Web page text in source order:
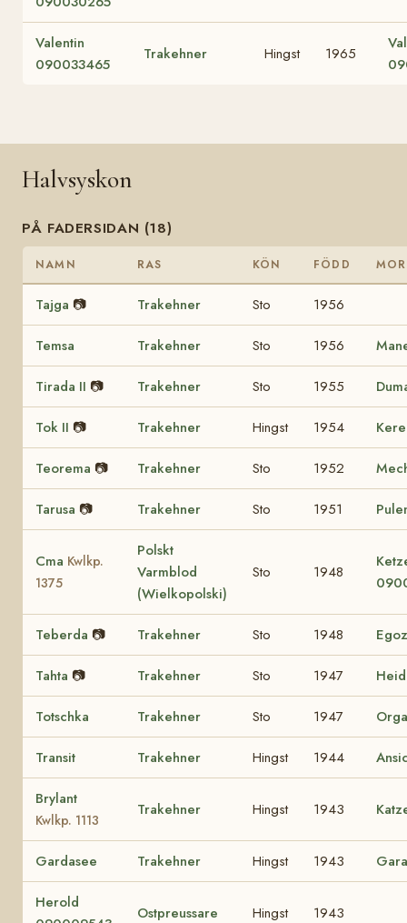
Valentin
090033465
Trakehner Hingst 1965
Halvsyskon
PÅ FADERSIDAN (18)
NAMN RAS KÖN FÖDD MOR
Tajga 📷 Trakehner Sto 1956
Temsa Trakehner Sto 1956
Tirada II 📷 Trakehner Sto 1955
Tok II 📷 Trakehner Hingst 1954
Teorema 📷 Trakehner Sto 1952
Tarusa 📷 Trakehner Sto 1951
Cma Kwlkp.
1375
Polskt
Varmblod
(Wielkopolski)
Sto 1948
Teberda 📷 Trakehner Sto 1948
Tahta 📷 Trakehner Sto 1947
Totschka Trakehner Sto 1947
Transit Trakehner Hingst 1944
Brylant
Kwlkp. 1113
Trakehner Hingst 1943
Gardasee Trakehner Hingst 1943
Herold
Ostpreussare Hingst 1943